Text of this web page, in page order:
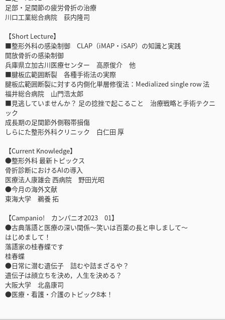
足部・足関節の疲労骨折の治療
川口工業総合病院 荻内隆司
【Short Lecture】
■整形外科の感染制御 CLAP（iMAP・iSAP）の知識と実践
開放骨折の感染制御
兵庫県立加古川医療センター 高原俊介 他
■腱板広範囲断裂 各種手術法の実際
腱板広範囲断裂に対する内側化単層修復法：Medialized single row 法
福井総合病院 山門浩太郎
■見逃していませんか？ 足の捻挫で起こること 治療戦略と手術テクニ
ック
成長期の足関節外側靱帯損傷
しらにた整形外科クリニック 白仁田 厚
【Current Knowledge】
●整形外科 最新トピックス
骨折診断におけるAIの導入
医療法人康雄会 西病院 野田光昭
●今月の海外文献
東海大学 鵜養 拓
【Campanio! カンパニオ2023 01】
●古典落語と医療の深い関係～笑いは百薬の長と申しまして～
はじめまして！
落語家の桂春蝶です
桂春蝶
●日常に潜む遺伝子 詰むや詰まざるや？
遺伝子は顔立ちを決め，人生を決める？
大阪大学 北畠康司
●医療・看護・介護のトピック8本！